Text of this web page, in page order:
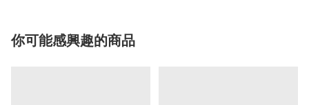
你可能感興趣的商品